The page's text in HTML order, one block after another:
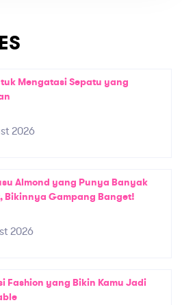
Mengatasi Sepatu yang
2026
Almond yang Punya Banyak
Bikinnya Gampang Banget!
2026
Fashion yang Bikin Kamu Jadi